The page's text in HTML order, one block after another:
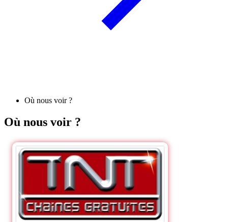
Où nous voir ?
Où nous voir ?